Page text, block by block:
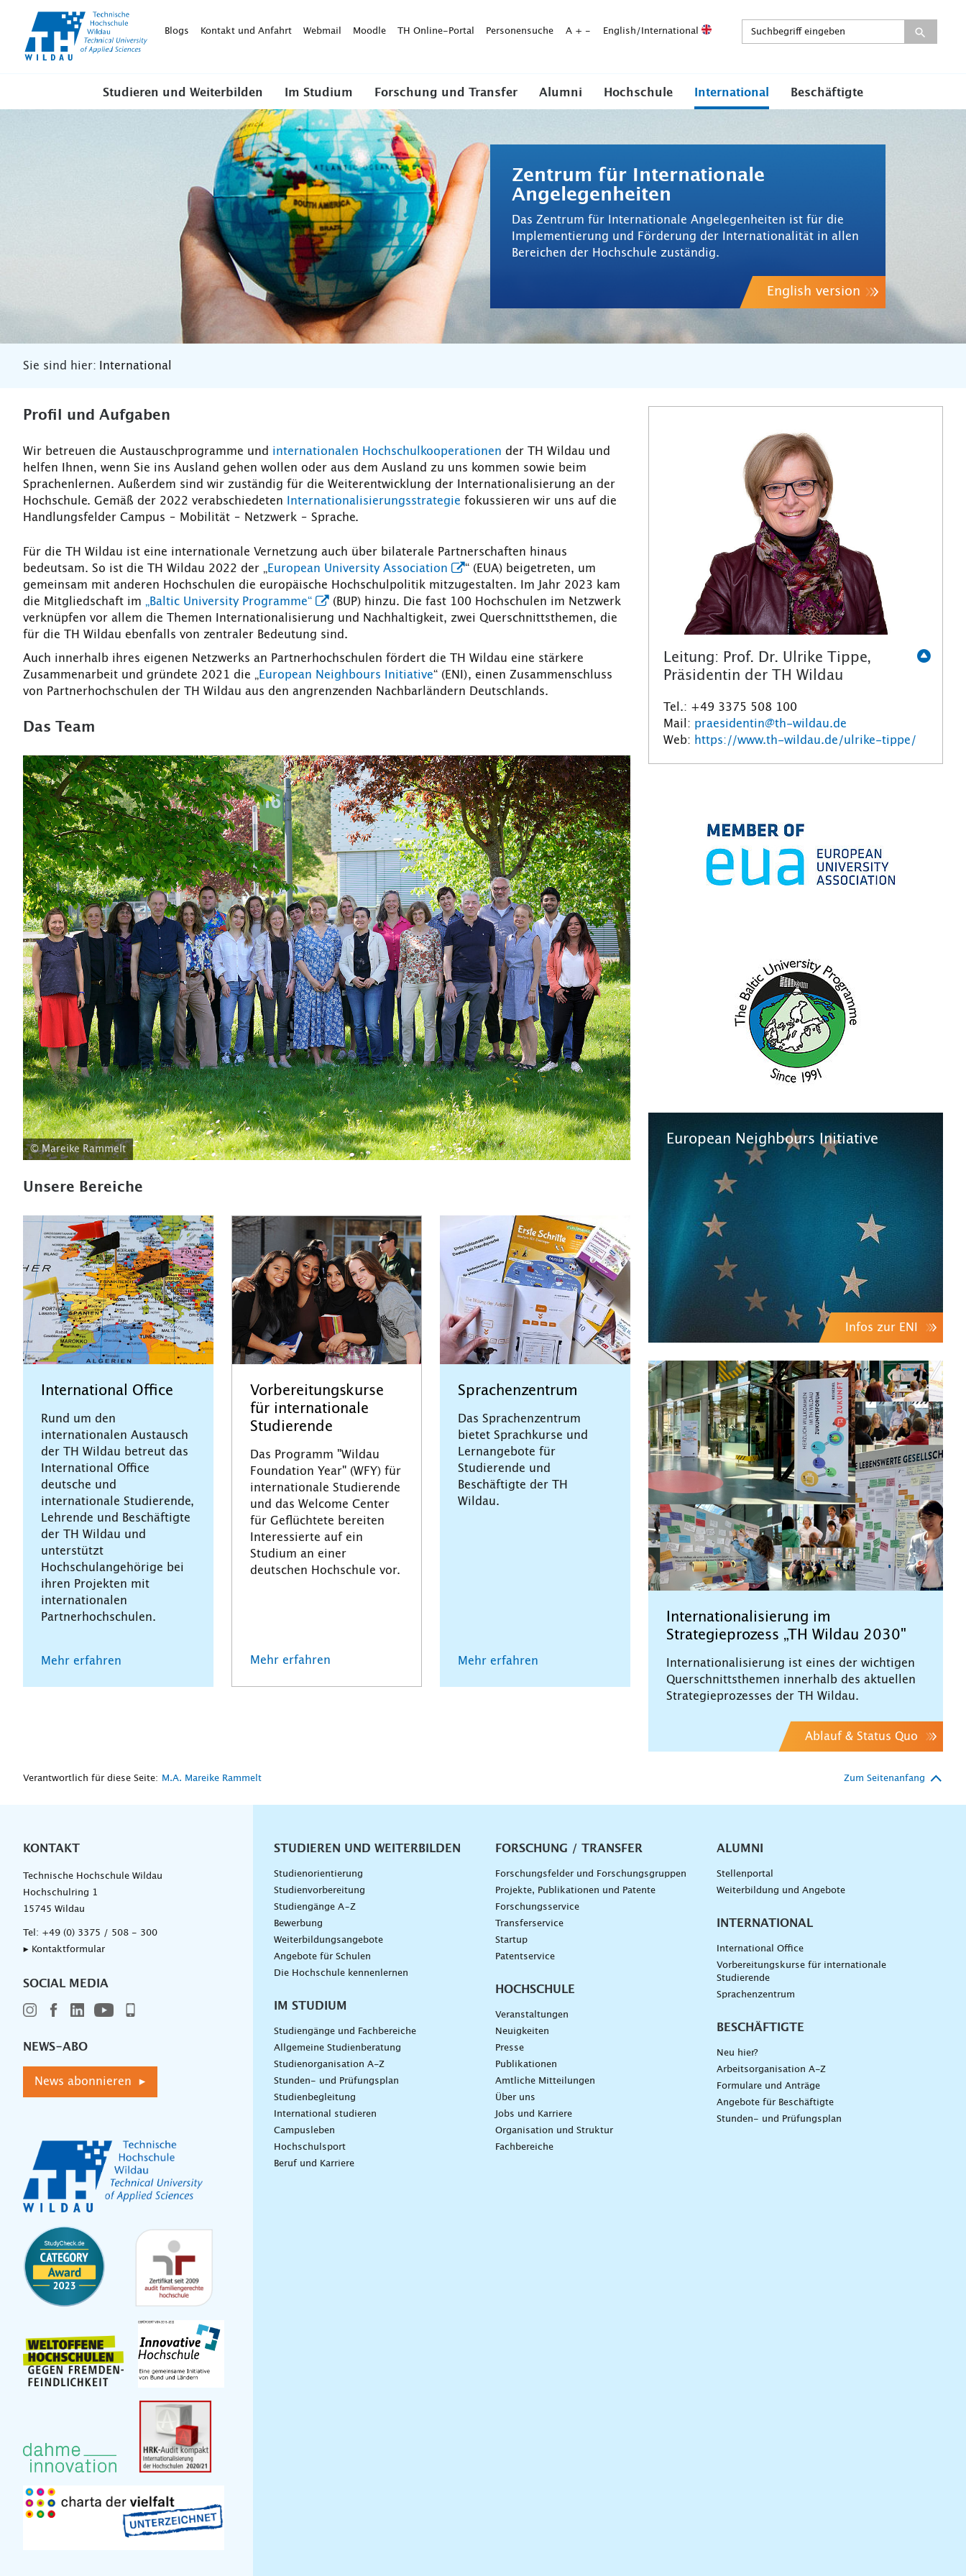
WildauBlogs Kontakt und Anfahrt Webmail Moodle TH Online-Portal Personensuche A + - English/International
Studieren und Weiterbilden Im Studium Forschung und Transfer Alumni Hochschule International Beschäftigte
Zentrum für Internationale
Angelegenheiten
Das Zentrum für Internationale Angelegenheiten ist für die
Implementierung und Förderung der Internationalität in allen
Bereichen der Hochschule zuständig.
English version
Sie sind hier: International
Profil und Aufgaben
Wir betreuen die Austauschprogramme und internationalen Hochschulkooperationen der TH Wildau und
helfen Ihnen, wenn Sie ins Ausland gehen wollen oder aus dem Ausland zu uns kommen sowie beim
Sprachenlernen. Außerdem sind wir zuständig für die Weiterentwicklung der Internationalisierung an der
Hochschule. Gemäß der 2022 verabschiedeten
Internationalisierungsstrategie fokussieren wir uns auf die
Handlungsfelder Campus – Mobilität – Netzwerk – Sprache.
Für die TH Wildau ist eine internationale Vernetzung auch über bilaterale Partnerschaften hinaus
bedeutsam. So ist die TH Wildau 2022 der „ European University Association
“ (EUA) beigetreten, um
gemeinsam mit anderen Hochschulen die europäische Hochschulpolitik mitzugestalten. Im Jahr 2023 kam
die Mitgliedschaft im „Baltic University Programme“
(BUP) hinzu. Die fast 100 Hochschulen im Netzwerk
verknüpfen vor allem die Themen Internationalisierung und Nachhaltigkeit, zwei Querschnittsthemen, die
für die TH Wildau ebenfalls von zentraler Bedeutung sind.
Auch innerhalb ihres eigenen Netzwerks an Partnerhochschulen fördert die TH Wildau eine stärkere
Zusammenarbeit und gründete 2021 die „ European Neighbours Initiative“ (ENI), einen Zusammenschluss
von Partnerhochschulen der TH Wildau aus den angrenzenden Nachbarländern Deutschlands.
Das Team
© Mareike Rammelt
Unsere Bereiche
International Office
Rund um den
internationalen Austausch
der TH Wildau betreut das
International Office
deutsche und
internationale Studierende,
Lehrende und Beschäftigte
der TH Wildau und
unterstützt
Hochschulangehörige bei
ihren Projekten mit
internationalen
Partnerhochschulen.
Mehr erfahren
Vorbereitungskurse
für internationale
Studierende
Das Programm "Wildau
Foundation Year" (WFY) für
internationale Studierende
und das Welcome Center
für Geflüchtete bereiten
Interessierte auf ein
Studium an einer
deutschen Hochschule vor.
Mehr erfahren
Sprachenzentrum
Das Sprachenzentrum
bietet Sprachkurse und
Lernangebote für
Studierende und
Beschäftigte der TH
Wildau.
Mehr erfahren
Leitung: Prof. Dr. Ulrike Tippe,
Präsidentin der TH Wildau
Tel.: +49 3375 508 100
Mail: praesidentin@th-wildau.de
Web: https://www.th-wildau.de/ulrike-tippe/
European Neighbours Initiative
Infos zur ENI
Internationalisierung im
Strategieprozess „TH Wildau 2030"
Internationalisierung ist eines der wichtigen
Querschnittsthemen innerhalb des aktuellen
Strategieprozesses der TH Wildau.
Ablauf & Status Quo
Verantwortlich für diese Seite: M.A. Mareike Rammelt Zum Seitenanfang
KONTAKT
Technische Hochschule Wildau
Hochschulring 1
15745 Wildau
Tel: +49 (0) 3375 / 508 - 300
▸ Kontaktformular
SOCIAL MEDIA
NEWS-ABO
News abonnieren ▸
Unternavigation
STUDIEREN UND WEITERBILDEN
Studienorientierung
Studienvorbereitung
Studiengänge A–Z
Bewerbung
Weiterbildungsangebote
Angebote für Schulen
Die Hochschule kennenlernen
IM STUDIUM
Studiengänge und Fachbereiche
Allgemeine Studienberatung
Studienorganisation A-Z
Stunden- und Prüfungsplan
Studienbegleitung
International studieren
Campusleben
Hochschulsport
Beruf und Karriere
FORSCHUNG / TRANSFER
Forschungsfelder und Forschungsgruppen
Projekte, Publikationen und Patente
Forschungsservice
Transferservice
Startup
Patentservice
HOCHSCHULE
Veranstaltungen
Neuigkeiten
Presse
Publikationen
Amtliche Mitteilungen
Über uns
Jobs und Karriere
Organisation und Struktur
Fachbereiche
ALUMNI
Stellenportal
Weiterbildung und Angebote
INTERNATIONAL
International Office
Vorbereitungskurse für internationale
Studierende
Sprachenzentrum
BESCHÄFTIGTE
Neu hier?
Arbeitsorganisation A-Z
Formulare und Anträge
Angebote für Beschäftigte
Stunden- und Prüfungsplan